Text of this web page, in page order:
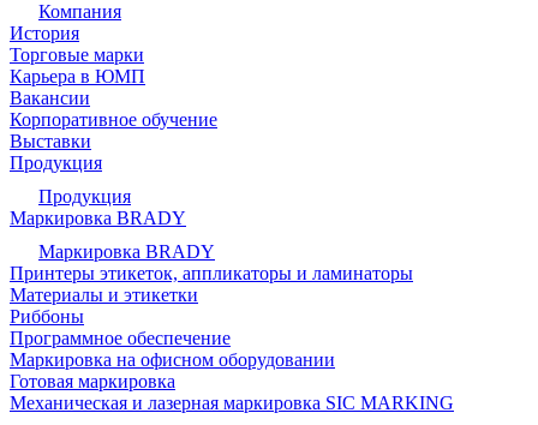
Компания
История
Торговые марки
Карьера в ЮМП
Вакансии
Корпоративное обучение
Выставки
Продукция
Продукция
Маркировка BRADY
Маркировка BRADY
Принтеры этикеток, аппликаторы и ламинаторы
Материалы и этикетки
Риббоны
Программное обеспечение
Маркировка на офисном оборудовании
Готовая маркировка
Механическая и лазерная маркировка SIC MARKING